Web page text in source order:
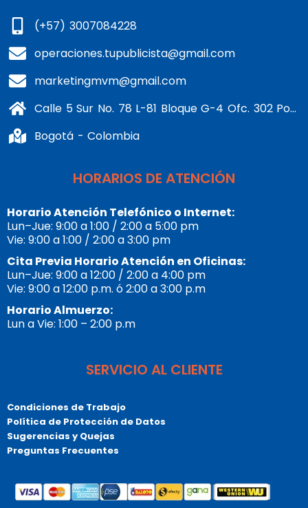
(+57) 3007084228
operaciones.tupublicista@gmail.com
marketingmvm@gmail.com
Calle 5 Sur No. 78 L-81 Bloque G-4 Ofc. 302 Portería 1 Banderas - Kennedy
Bogotá - Colombia
HORARIOS DE ATENCIÓN
Horario Atención Telefónico o Internet:
Lun–Jue: 9:00 a 1:00 / 2:00 a 5:00 pm
Vie: 9:00 a 1:00 / 2:00 a 3:00 pm
Cita Previa Horario Atención en Oficinas:
Lun–Jue: 9:00 a 12:00 / 2:00 a 4:00 pm
Vie: 9:00 a 12:00 p.m. ó 2:00 a 3:00 p.m
Horario Almuerzo:
Lun a Vie: 1:00 – 2:00 p.m
SERVICIO AL CLIENTE
Condiciones de Trabajo
Política de Protección de Datos
Sugerencias y Quejas
Preguntas Frecuentes